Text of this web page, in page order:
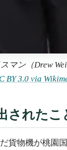
ン（Drew
BY 3.0 via
された
貨物機が桃園